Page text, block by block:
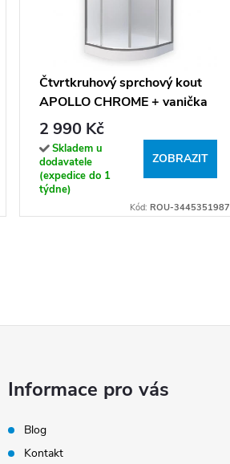
Čtvrtkruhový sprchový kout
APOLLO CHROME + vanička
2 990 Kč
Skladem u
dodavatele
(expedice do 1
týdne)
ZOBRAZIT
Kód: ROU-3445351987
Informace pro vás
Blog
Kontakt